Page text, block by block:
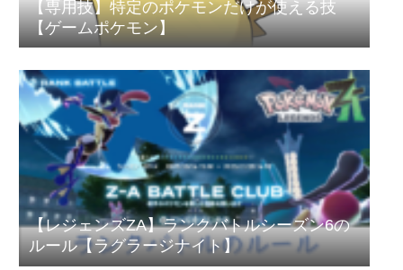
【専用技】特定のポケモンだけが使える技
【ゲームポケモン】
【レジェンズZA】ランクバトルシーズン6の
ルール【ラグラージナイト】